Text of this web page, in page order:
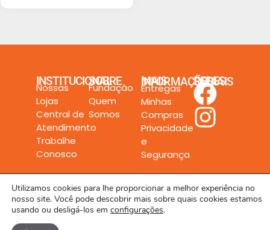
INSTITUCIONAL
Nossas
Lojas
Central de
Atendimento
Trabalhe
Conosco
SOBRE
Fundação
Quem
Somos
MAIS INFORMAÇÕES
Entregas
Minhas
Compras
Privacidade
e
Segurança
REDES SOCIAIS
Todos os direitos reservados a Rede Unilar LTDA. © 2024
Utilizamos cookies para lhe proporcionar a melhor experiência no
nosso site. Você pode descobrir mais sobre quais cookies estamos
usando ou desligá-los em configurações.